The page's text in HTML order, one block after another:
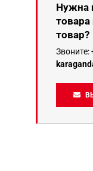
Нужна
товар?
Звоните: